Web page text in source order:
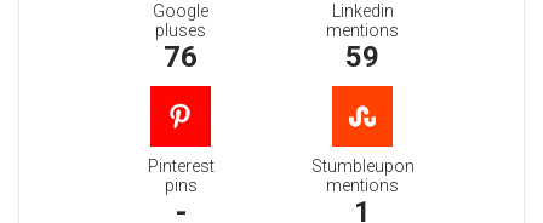
Google
pluses
76
Linkedin
mentions
59
Pinterest
pins
-
Stumbleupon
mentions
1